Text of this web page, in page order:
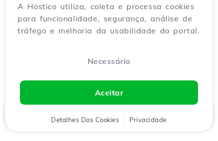
A Hostico utiliza, coleta e processa cookies
para funcionalidade, segurança, análise de
tráfego e melhoria da usabilidade do portal.
Necessário
Aceitar
Detalhes Dos Cookies Privacidade
Cliente Carrinho Chat